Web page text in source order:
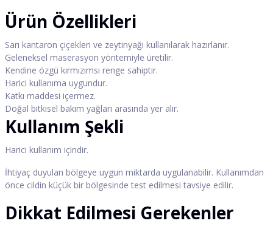
Ürün Özellikleri
Sarı kantaron çiçekleri ve zeytinyağı kullanılarak hazırlanır.
Geleneksel maserasyon yöntemiyle üretilir.
Kendine özgü kırmızımsı renge sahiptir.
Harici kullanıma uygundur.
Katkı maddesi içermez.
Doğal bitkisel bakım yağları arasında yer alır.
Kullanım Şekli
Harici kullanım içindir.
İhtiyaç duyulan bölgeye uygun miktarda uygulanabilir. Kullanımdan
önce cildin küçük bir bölgesinde test edilmesi tavsiye edilir.
Dikkat Edilmesi Gerekenler